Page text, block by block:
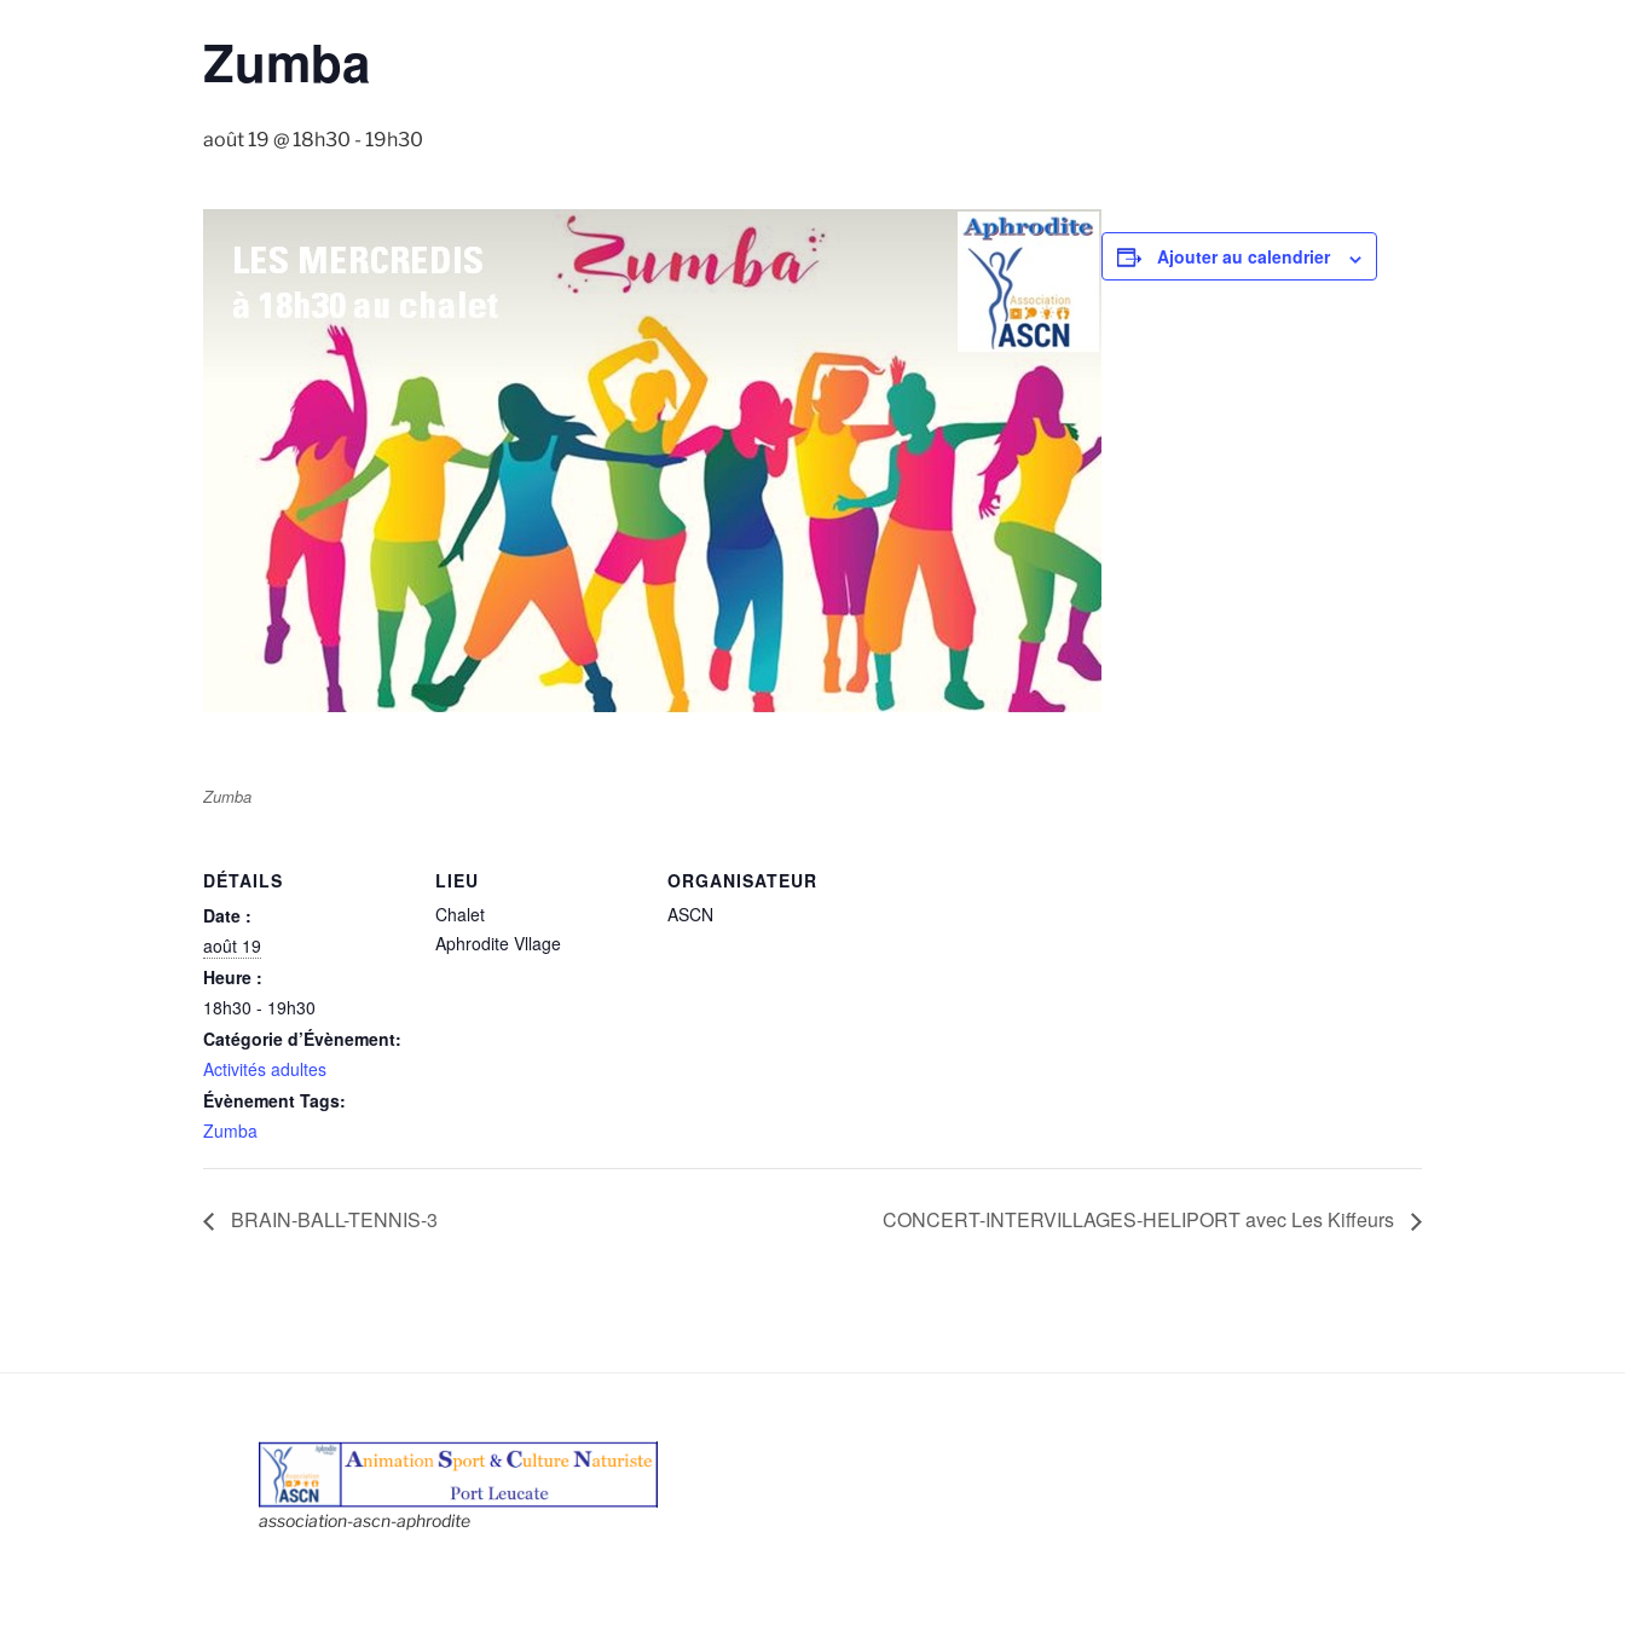
Zumba
août 19 @ 18h30 - 19h30
Zumba
Ajouter au calendrier
DÉTAILS
Date :
août 19
Heure :
18h30 - 19h30
Catégorie d’Évènement:
Activités adultes
Évènement Tags:
Zumba
LIEU
Chalet
Aphrodite Vllage
ORGANISATEUR
ASCN
BRAIN-BALL-TENNIS-3 CONCERT-INTERVILLAGES-HELIPORT avec Les Kiffeurs
association-ascn-aphrodite